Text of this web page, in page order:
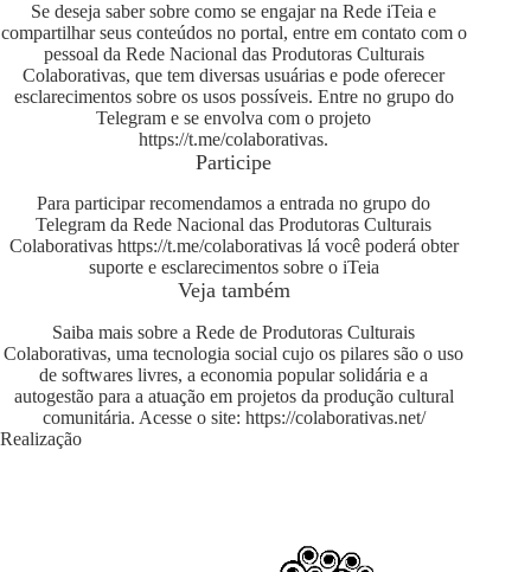
Se deseja saber sobre como se engajar na Rede iTeia e
compartilhar seus conteúdos no portal, entre em contato com o
pessoal da Rede Nacional das Produtoras Culturais
Colaborativas, que tem diversas usuárias e pode oferecer
esclarecimentos sobre os usos possíveis. Entre no grupo do
Telegram e se envolva com o projeto
https://t.me/colaborativas.
Participe
Para participar recomendamos a entrada no grupo do
Telegram da Rede Nacional das Produtoras Culturais
Colaborativas https://t.me/colaborativaslá você poderá obter
suporte e esclarecimentos sobre o iTeia
Veja também
Saiba mais sobre a Rede de Produtoras Culturais
Colaborativas, uma tecnologia social cujo os pilares são o uso
de softwares livres, a economia popular solidária e a
autogestão para a atuação em projetos da produção cultural
comunitária. Acesse o site: https://colaborativas.net/
Realização